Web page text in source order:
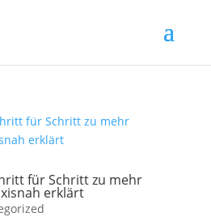
für Schritt zu mehr
erklärt